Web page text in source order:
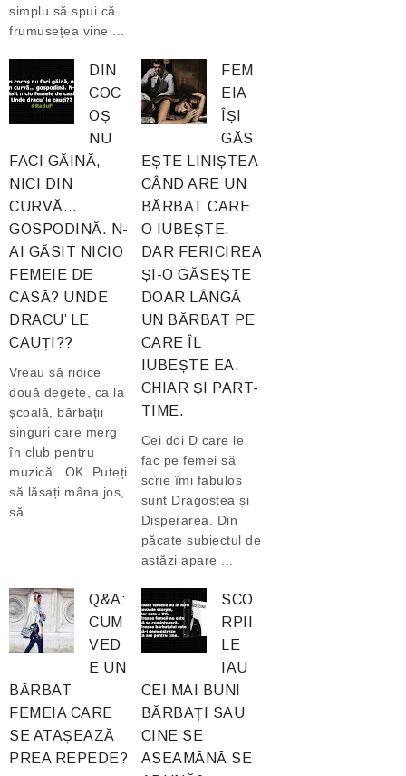
simplu să spui că
frumusețea vine ...
DIN
COC
OȘ
NU
FACI GĂINĂ,
NICI DIN
CURVĂ…
GOSPODINĂ. N-
AI GĂSIT NICIO
FEMEIE DE
CASĂ? UNDE
DRACU’ LE
CAUȚI??
Vreau să ridice
două degete, ca la
școală, bărbații
singuri care merg
în club pentru
muzică. OK. Puteți
să lăsați mâna jos,
să ...
FEM
EIA
ÎȘI
GĂS
EȘTE LINIȘTEA
CÂND ARE UN
BĂRBAT CARE
O IUBEȘTE.
DAR FERICIREA
ȘI-O GĂSEȘTE
DOAR LÂNGĂ
UN BĂRBAT PE
CARE ÎL
IUBEȘTE EA.
CHIAR ȘI PART-
TIME.
Cei doi D care le
fac pe femei să
scrie îmi fabulos
sunt Dragostea și
Disperarea. Din
păcate subiectul de
astăzi apare ...
Q&A:
CUM
VED
E UN
BĂRBAT
FEMEIA CARE
SE ATAȘEAZĂ
PREA REPEDE?
SCO
RPII
LE
IAU
CEI MAI BUNI
BĂRBAȚI SAU
CINE SE
ASEAMĂNĂ SE